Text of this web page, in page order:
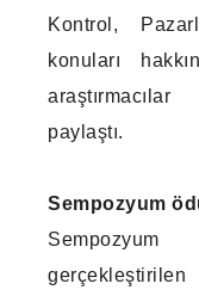
Kontrol,
konuları
paylaştı.
Sempozyum